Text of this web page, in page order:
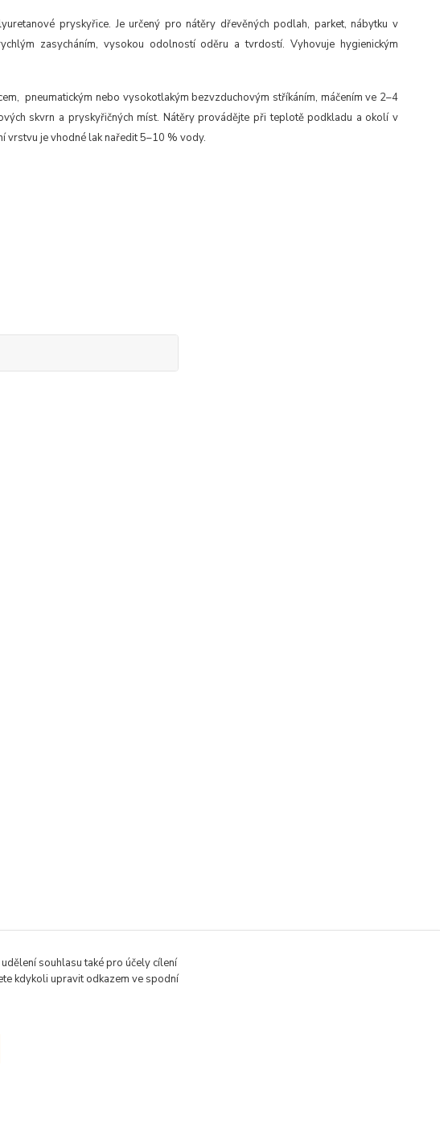
pryskyřice. Je určený pro nátěry dřevěných podlah, parket, nábytku v
zasycháním, vysokou odolností oděru a tvrdostí. Vyhovuje hygienickým
pneumatickým nebo vysokotlakým bezvzduchovým stříkáním, máčením ve 2–4
skvrn a pryskyřičných míst. Nátěry provádějte při teplotě podkladu a okolí v
vrstvu je vhodné lak naředit 5–10 % vody.
souhlasu také pro účely cílení
kdykoli upravit odkazem ve spodní